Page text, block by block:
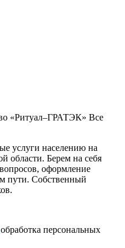
«Ритуал–ГРАТЭК» Все
услуги населению на
области. Берем на себя
оформление
пути. Собственный
персональных